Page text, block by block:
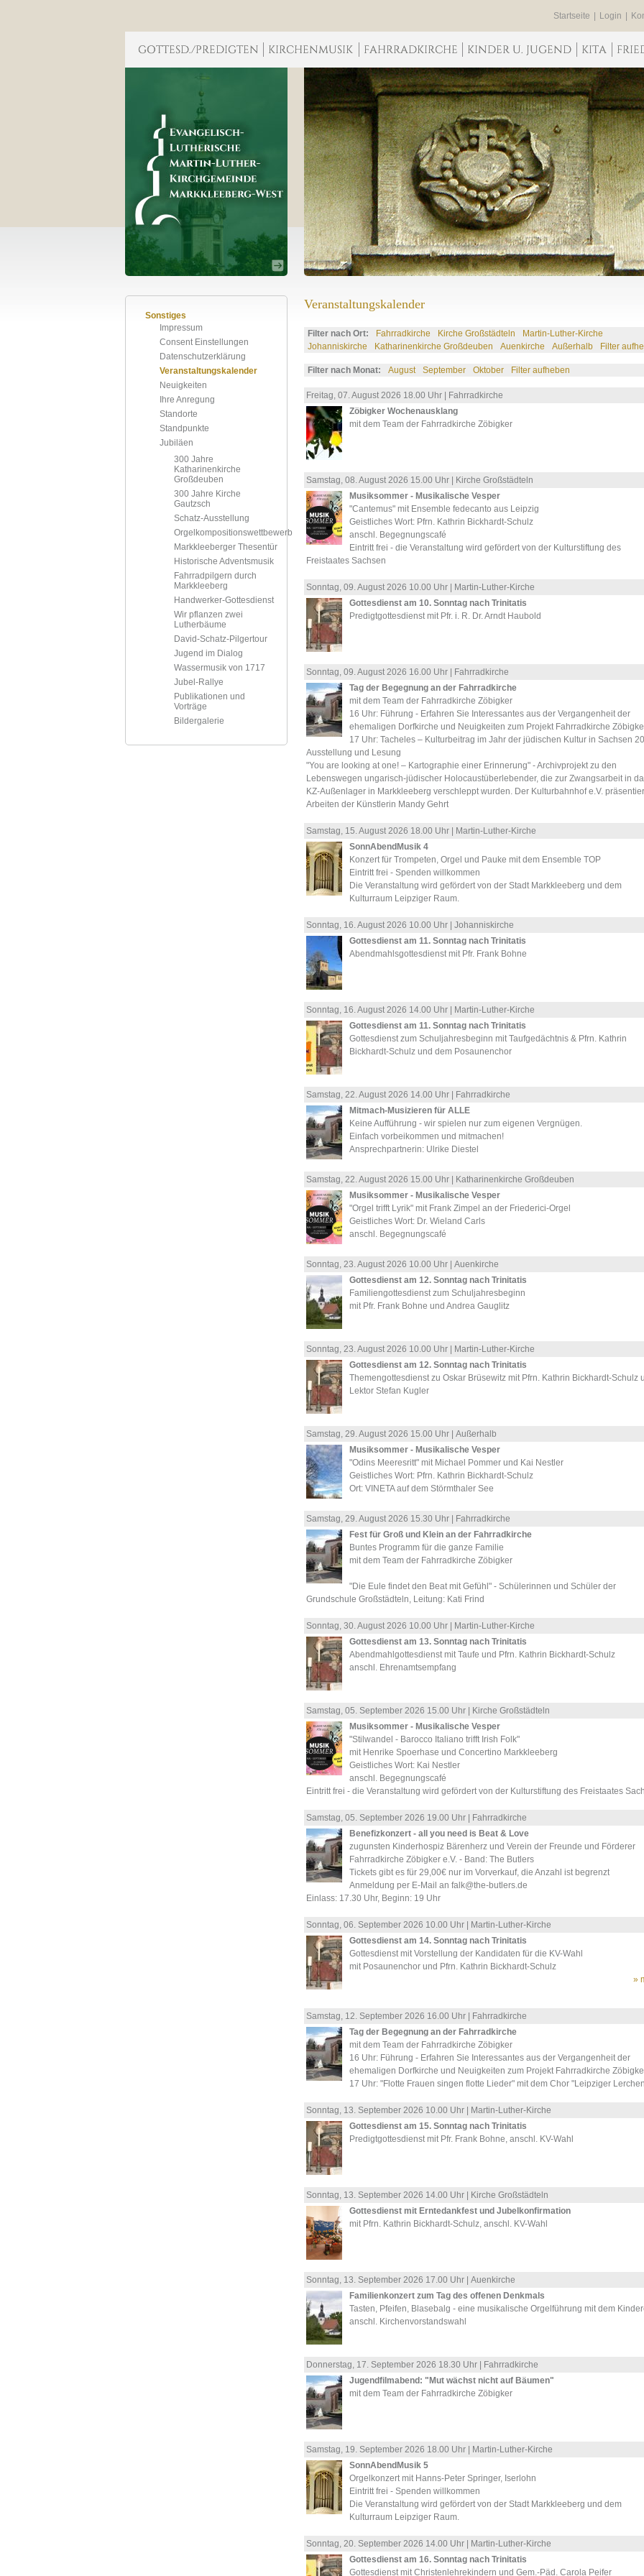
Startseite Login
Sonstiges
Impressum
Consent Einstellungen
Datenschutzerklärung
Veranstaltungskalender
Neuigkeiten
Ihre Anregung
Standorte
Standpunkte
Jubiläen
300 Jahre
Katharinenkirche
Großdeuben
300 Jahre Kirche
Gautzsch
Schatz-Ausstellung
Orgelkompositionswettbewerb
Markkleeberger Thesentür
Historische Adventsmusik
Fahrradpilgern durch
Markkleeberg
Handwerker-Gottesdienst
Wir pflanzen zwei
Lutherbäume
David-Schatz-Pilgertour
Jugend im Dialog
Wassermusik von 1717
Jubel-Rallye
Publikationen und
Vorträge
Bildergalerie
Veranstaltungskalender
Filter nach Ort: Fahrradkirche Kirche Großstädteln
Martin-Luther-Kirche
Johanniskirche
Katharinenkirche Großdeuben Auenkirche Außerhalb Filter
Filter nach Monat: August September Oktober Filter aufheben
Freitag, 07.August2026 18.00 Uhr |
Fahrradkirche
Zöbigker Wochenausklang
mit dem Team der Fahrradkirche Zöbigker
Samstag, 08.August2026 15.00 Uhr |
Kirche Großstädteln
Musiksommer - Musikalische Vesper
"Cantemus" mit Ensemble fedecanto aus Leipzig
Geistliches Wort: Pfrn. Kathrin Bickhardt-Schulz
anschl. Begegnungscafé
Eintritt frei - die Veranstaltung wird gefördert von der Kulturstiftung des
Freistaates Sachsen
Sonntag, 09.August2026 10.00 Uhr |
Martin-Luther-Kirche
Gottesdienst am 10. Sonntag nach Trinitatis
Predigtgottesdienst mit Pfr. i. R. Dr. Arndt Haubold
Sonntag, 09.August2026 16.00 Uhr |
Fahrradkirche
Tag der Begegnung an der Fahrradkirche
mit dem Team der Fahrradkirche Zöbigker
16 Uhr: Führung - Erfahren Sie Interessantes aus der Vergangenheit der
ehemaligen Dorfkirche und Neuigkeiten zum Projekt Fahrradkirche
17 Uhr: Tacheles – Kulturbeitrag im Jahr der jüdischen Kultur in Sachsen
Ausstellung und Lesung
"You are looking at one! – Kartographie einer Erinnerung" - Archivprojekt zu den
Lebenswegen ungarisch-jüdischer Holocaustüberlebender, die zur Zwangsarbeit in
KZ-Außenlager in Markkleeberg verschleppt wurden. Der Kulturbahnhof e.V.
Arbeiten der Künstlerin Mandy Gehrt
Samstag, 15.August2026 18.00 Uhr |
Martin-Luther-Kirche
SonnAbendMusik 4
Konzert für Trompeten, Orgel und Pauke mit dem Ensemble TOP
Eintritt frei - Spenden willkommen
Die Veranstaltung wird gefördert von der Stadt Markkleeberg und dem
Kulturraum Leipziger Raum.
Sonntag, 16.August2026 10.00 Uhr | Johanniskirche
Gottesdienst am 11. Sonntag nach Trinitatis
Abendmahlsgottesdienst mit Pfr. Frank Bohne
Sonntag, 16.August2026 14.00 Uhr |
Martin-Luther-Kirche
Gottesdienst am 11. Sonntag nach Trinitatis
Gottesdienst zum Schuljahresbeginn mit Taufgedächtnis & Pfrn. Kathrin
Bickhardt-Schulz und dem Posaunenchor
Samstag, 22.August2026 14.00 Uhr |
Fahrradkirche
Mitmach-Musizieren für ALLE
Keine Aufführung - wir spielen nur zum eigenen Vergnügen.
Einfach vorbeikommen und mitmachen!
Ansprechpartnerin: Ulrike Diestel
Samstag, 22.August2026 15.00 Uhr |
Katharinenkirche Großdeuben
Musiksommer - Musikalische Vesper
"Orgel trifft Lyrik" mit Frank Zimpel an der Friederici-Orgel
Geistliches Wort: Dr. Wieland Carls
anschl. Begegnungscafé
Sonntag, 23.August2026 10.00 Uhr | Auenkirche
Gottesdienst am 12. Sonntag nach Trinitatis
Familiengottesdienst zum Schuljahresbeginn
mit Pfr. Frank Bohne und Andrea Gauglitz
Sonntag, 23.August2026 10.00 Uhr |
Martin-Luther-Kirche
Gottesdienst am 12. Sonntag nach Trinitatis
Themengottesdienst zu Oskar Brüsewitz mit Pfrn. Kathrin Bickhardt-Schulz
Lektor Stefan Kugler
Samstag, 29.August2026 15.00 Uhr | Außerhalb
Musiksommer - Musikalische Vesper
"Odins Meeresritt" mit Michael Pommer und Kai Nestler
Geistliches Wort: Pfrn. Kathrin Bickhardt-Schulz
Ort: VINETA auf dem Störmthaler See
Samstag, 29.August2026 15.30 Uhr |
Fahrradkirche
Fest für Groß und Klein an der Fahrradkirche
Buntes Programm für die ganze Familie
mit dem Team der Fahrradkirche Zöbigker
"Die Eule findet den Beat mit Gefühl" - Schülerinnen und Schüler der
Grundschule Großstädteln, Leitung: Kati Frind
Sonntag, 30.August2026 10.00 Uhr |
Martin-Luther-Kirche
Gottesdienst am 13. Sonntag nach Trinitatis
Abendmahlgottesdienst mit Taufe und Pfrn. Kathrin Bickhardt-Schulz
anschl. Ehrenamtsempfang
Samstag, 05. September2026 15.00 Uhr |
Kirche Großstädteln
Musiksommer - Musikalische Vesper
"Stilwandel - Barocco Italiano trifft Irish Folk"
mit Henrike Spoerhase und Concertino Markkleeberg
Geistliches Wort: Kai Nestler
anschl. Begegnungscafé
Eintritt frei - die Veranstaltung wird gefördert von der Kulturstiftung des Freistaates
Samstag, 05. September2026 19.00 Uhr |
Fahrradkirche
Benefizkonzert - all you need is Beat & Love
zugunsten Kinderhospiz Bärenherz und Verein der Freunde und Förderer
Fahrradkirche Zöbigker e.V. - Band: The Butlers
Tickets gibt es für 29,00€ nur im Vorverkauf, die Anzahl ist begrenzt
Anmeldung per E-Mail an falk@the-butlers.de
Einlass: 17.30 Uhr, Beginn: 19 Uhr
Sonntag, 06. September2026 10.00 Uhr |
Martin-Luther-Kirche
Gottesdienst am 14. Sonntag nach Trinitatis
Gottesdienst mit Vorstellung der Kandidaten für die KV-Wahl
mit Posaunenchor und Pfrn. Kathrin Bickhardt-Schulz
»
Samstag, 12. September2026 16.00 Uhr |
Fahrradkirche
Tag der Begegnung an der Fahrradkirche
mit dem Team der Fahrradkirche Zöbigker
16 Uhr: Führung - Erfahren Sie Interessantes aus der Vergangenheit der
ehemaligen Dorfkirche und Neuigkeiten zum Projekt Fahrradkirche
17 Uhr: "Flotte Frauen singen flotte Lieder" mit dem Chor "Leipziger
Sonntag, 13. September2026 10.00 Uhr |
Martin-Luther-Kirche
Gottesdienst am 15. Sonntag nach Trinitatis
Predigtgottesdienst mit Pfr. Frank Bohne, anschl. KV-Wahl
Sonntag, 13. September2026 14.00 Uhr |
Kirche Großstädteln
Gottesdienst mit Erntedankfest und Jubelkonfirmation
mit Pfrn. Kathrin Bickhardt-Schulz, anschl. KV-Wahl
Sonntag, 13. September2026 17.00 Uhr | Auenkirche
Familienkonzert zum Tag des offenen Denkmals
Tasten, Pfeifen, Blasebalg - eine musikalische Orgelführung mit dem
anschl. Kirchenvorstandswahl
Donnerstag, 17. September2026 18.30 Uhr |
Fahrradkirche
Jugendfilmabend: "Mut wächst nicht auf Bäumen"
mit dem Team der Fahrradkirche Zöbigker
Samstag, 19. September2026 18.00 Uhr |
Martin-Luther-Kirche
SonnAbendMusik 5
Orgelkonzert mit Hanns-Peter Springer, Iserlohn
Eintritt frei - Spenden willkommen
Die Veranstaltung wird gefördert von der Stadt Markkleeberg und dem
Kulturraum Leipziger Raum.
Sonntag, 20. September2026 14.00 Uhr |
Martin-Luther-Kirche
Gottesdienst am 16. Sonntag nach Trinitatis
Gottesdienst mit Christenlehrekindern und Gem.-Päd. Carola Peifer